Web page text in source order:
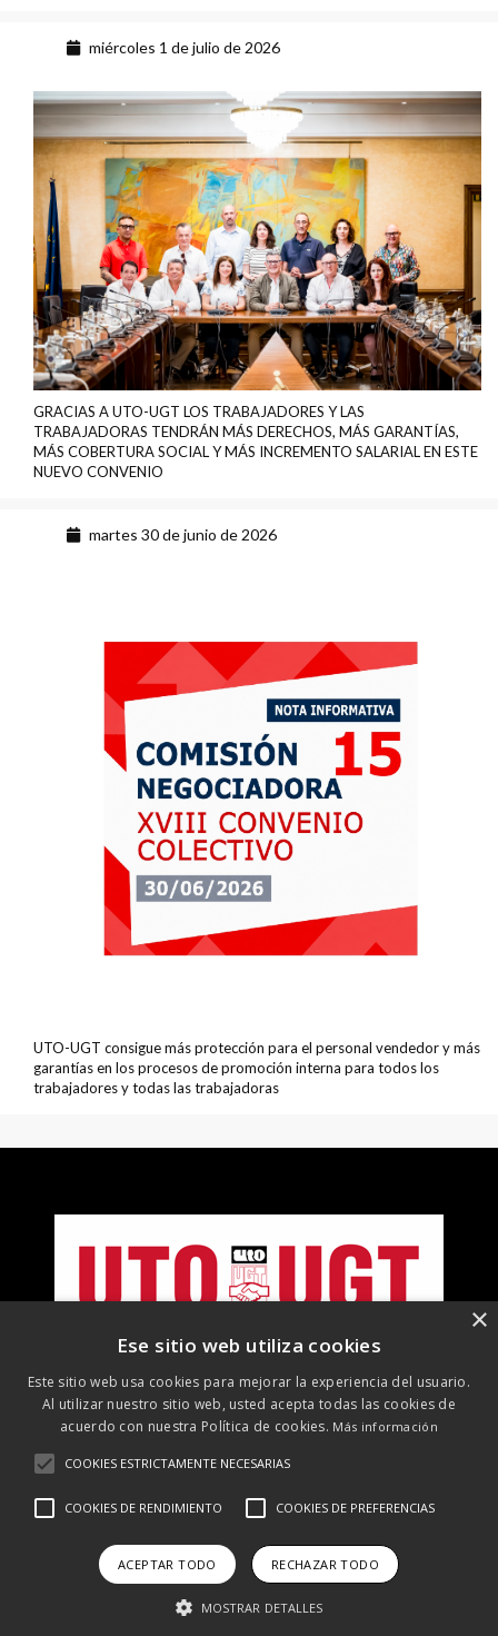
miércoles 1 de julio de 2026
GRACIAS A UTO-UGT LOS TRABAJADORES Y LAS
TRABAJADORAS TENDRÁN MÁS DERECHOS, MÁS GARANTÍAS,
MÁS COBERTURA SOCIAL Y MÁS INCREMENTO SALARIAL EN ESTE
NUEVO CONVENIO
martes 30 de junio de 2026
UTO-UGT consigue más protección para el personal vendedor y más
garantías en los procesos de promoción interna para todos los
trabajadores y todas las trabajadoras
de RRSS
×
Ese sitio web utiliza cookies
Este sitio web usa cookies para mejorar la experiencia del usuario.
Al utilizar nuestro sitio web, usted acepta todas las cookies de
acuerdo con nuestra Política de cookies. Más información
COOKIES ESTRICTAMENTE NECESARIAS
COOKIES DE RENDIMIENTO COOKIES DE PREFERENCIAS
ACEPTAR TODO RECHAZAR TODO
MOSTRAR DETALLES